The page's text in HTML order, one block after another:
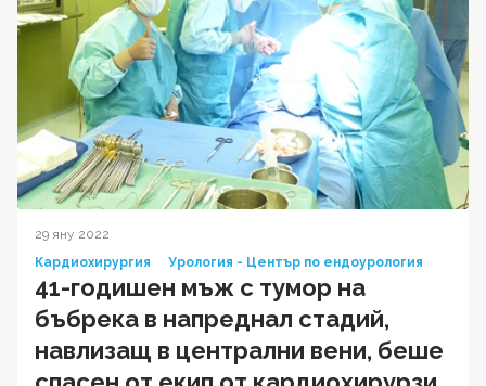
29 яну 2022
Кардиохирургия
Урология - Център по ендоурология
41-годишен мъж с тумор на
бъбрека в напреднал стадий,
навлизащ в централни вени, беше